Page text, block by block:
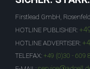
Firstlead GmbH,
HOTLINE PUBLISHER:
HOTLINE ADVERTISER:
TELEFAX: +49 (0)30 - 609